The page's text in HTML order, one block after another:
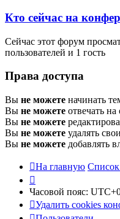
Кто сейчас на
Сейчас этот форум
пользователей и 1 гость
Права доступа
Вы не можете начинать
Вы не можете отвечать
Вы не можете
Вы не можете удалять
Вы не можете добавлять
На главную
Часовой пояс:
Удалить cookies